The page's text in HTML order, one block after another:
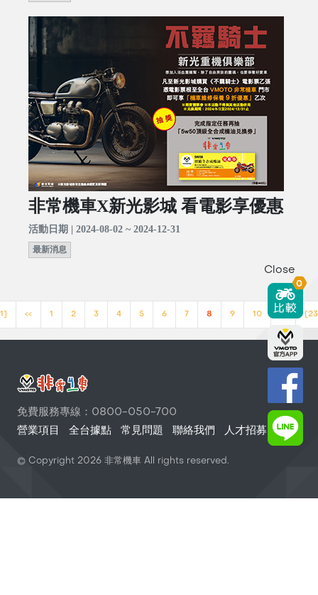
非常機車X新光影城 看電影享優惠
活動日期 | 2024-08-02 ~ 2024-12-31
最新消息
<< 1 2 3 4 5 6 7 8 9 10 >>
免費服務專線：0800-050-700
營業項目
全台據點 常見問題 聯絡我們 人才招募
© Copyright 2026 非常機車 All rights reserved.
Close
0